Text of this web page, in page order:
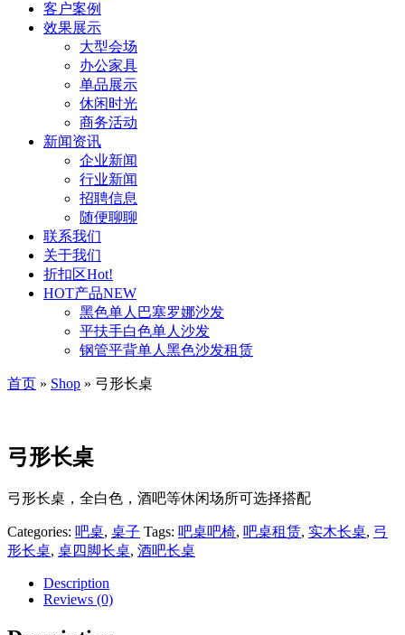
客户案例
效果展示
大型会场
办公家具
单品展示
休闲时光
商务活动
新闻资讯
企业新闻
行业新闻
招聘信息
随便聊聊
联系我们
关于我们
折扣区Hot!
HOT产品NEW
黑色单人巴塞罗娜沙发
平扶手白色单人沙发
钢管平背单人黑色沙发租赁
首页 » Shop » 弓形长桌
弓形长桌
弓形长桌，全白色，酒吧等休闲场所可选择搭配
Categories: 吧桌, 桌子 Tags: 吧桌吧椅, 吧桌租赁, 实木长桌, 弓
形长桌, 桌四脚长桌, 酒吧长桌
Description
Reviews (0)